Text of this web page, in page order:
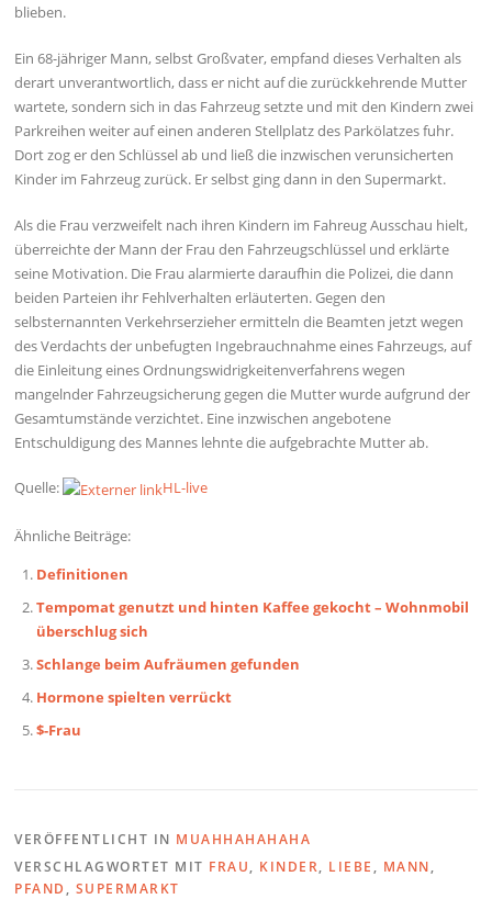
blieben.
Ein 68-jähriger Mann, selbst Großvater, empfand dieses Verhalten als
derart unverantwortlich, dass er nicht auf die zurückkehrende Mutter
wartete, sondern sich in das Fahrzeug setzte und mit den Kindern zwei
Parkreihen weiter auf einen anderen Stellplatz des Parkölatzes fuhr.
Dort zog er den Schlüssel ab und ließ die inzwischen verunsicherten
Kinder im Fahrzeug zurück. Er selbst ging dann in den Supermarkt.
Als die Frau verzweifelt nach ihren Kindern im Fahreug Ausschau hielt,
überreichte der Mann der Frau den Fahrzeugschlüssel und erklärte
seine Motivation. Die Frau alarmierte daraufhin die Polizei, die dann
beiden Parteien ihr Fehlverhalten erläuterten. Gegen den
selbsternannten Verkehrserzieher ermitteln die Beamten jetzt wegen
des Verdachts der unbefugten Ingebrauchnahme eines Fahrzeugs, auf
die Einleitung eines Ordnungswidrigkeitenverfahrens wegen
mangelnder Fahrzeugsicherung gegen die Mutter wurde aufgrund der
Gesamtumstände verzichtet. Eine inzwischen angebotene
Entschuldigung des Mannes lehnte die aufgebrachte Mutter ab.
Quelle: HL-live
Ähnliche Beiträge:
Definitionen
Tempomat genutzt und hinten Kaffee gekocht – Wohnmobil
überschlug sich
Schlange beim Aufräumen gefunden
Hormone spielten verrückt
$-Frau
VERÖFFENTLICHT IN MUAHHAHAHAHA
VERSCHLAGWORTET MIT FRAU, KINDER, LIEBE , MANN,
PFAND , SUPERMARKT